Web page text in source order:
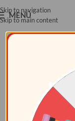
Skip to navigation
Skip to main content
MENÚ